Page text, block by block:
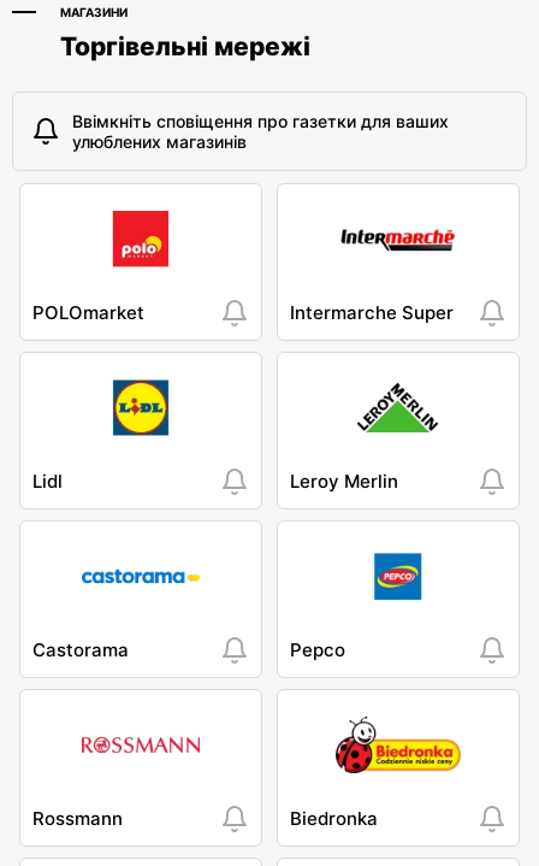
МАГАЗИНИ
Торгівельні мережі
Ввімкніть сповіщення про газетки для ваших
улюблених магазинів
POLOmarket Intermarche Super
Lidl Leroy Merlin
Castorama Pepco
Rossmann Biedronka